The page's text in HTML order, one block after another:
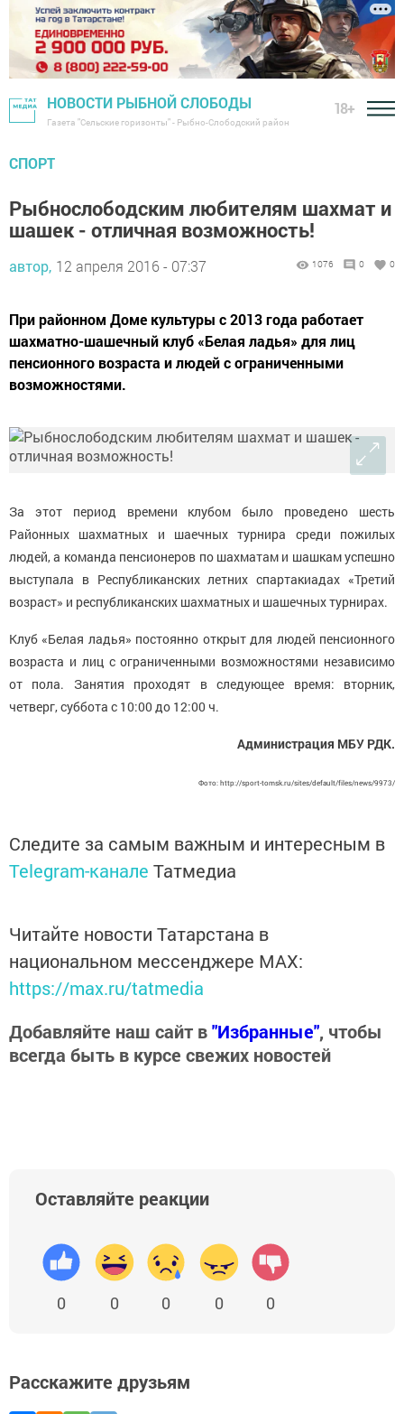
НОВОСТИ РЫБНОЙ СЛОБОДЫ
Газета "Сельские горизонты" - Рыбно-Слободский район
18+
СПОРТ
Рыбнослободским любителям шахмат и
шашек - отличная возможность!
автор, 12 апреля 2016 - 07:37 1076 0 0
При районном Доме культуры с 2013 года работает
шахматно-шашечный клуб «Белая ладья» для лиц
пенсионного возраста и людей с ограниченными
возможностями.
За этот период времени клубом было проведено шесть
Районных шахматных и шаечных турнира среди пожилых
людей, а команда пенсионеров по шахматам и шашкам успешно
выступала в Республиканских летних спартакиадах «Третий
возраст» и республиканских шахматных и шашечных турнирах.
Клуб «Белая ладья» постоянно открыт для людей пенсионного
возраста и лиц с ограниченными возможностями независимо
от пола. Занятия проходят в следующее время: вторник,
четверг, суббота с 10:00 до 12:00 ч.
Администрация МБУ РДК.
Фото: http://sport-tomsk.ru/sites/default/files/news/9973/
Следите за самым важным и интересным в
Telegram-канале Татмедиа
Читайте новости Татарстана в
национальном мессенджере MАХ:
https://max.ru/tatmedia
Добавляйте наш сайт в"Избранные", чтобы
всегда быть в курсе свежих новостей
Оставляйте реакции
0 0 0 0 0
Расскажите друзьям